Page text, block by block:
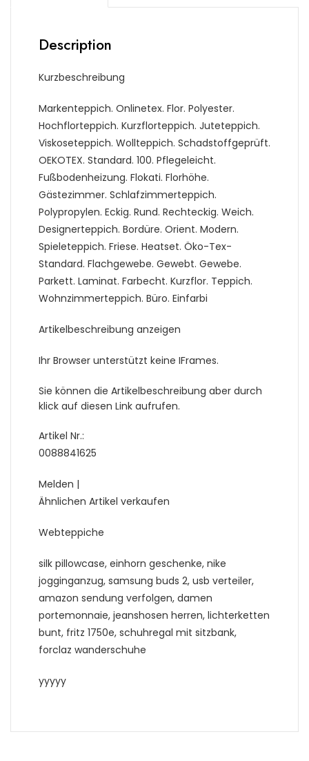
Description
Kurzbeschreibung
Markenteppich. Onlinetex. Flor. Polyester.
Hochflorteppich. Kurzflorteppich. Juteteppich.
Viskoseteppich. Wollteppich. Schadstoffgeprüft.
OEKOTEX. Standard. 100. Pflegeleicht.
Fußbodenheizung. Flokati. Florhöhe.
Gästezimmer. Schlafzimmerteppich.
Polypropylen. Eckig. Rund. Rechteckig. Weich.
Designerteppich. Bordüre. Orient. Modern.
Spieleteppich. Friese. Heatset. Öko-Tex-
Standard. Flachgewebe. Gewebt. Gewebe.
Parkett. Laminat. Farbecht. Kurzflor. Teppich.
Wohnzimmerteppich. Büro. Einfarbi
Artikelbeschreibung anzeigen
Ihr Browser unterstützt keine IFrames.
Sie können die Artikelbeschreibung aber durch
klick auf diesen Link aufrufen.
Artikel Nr.:
0088841625
Melden |
Ähnlichen Artikel verkaufen
Webteppiche
silk pillowcase, einhorn geschenke, nike
jogginganzug, samsung buds 2, usb verteiler,
amazon sendung verfolgen, damen
portemonnaie, jeanshosen herren, lichterketten
bunt, fritz 1750e, schuhregal mit sitzbank,
forclaz wanderschuhe
yyyyy